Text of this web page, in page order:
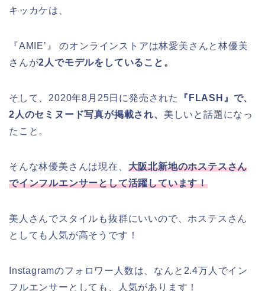
キッカケは、
『AMIE’』 のオンラインストアは林愛美さんと林優美
さんが2人でモデルをしていること。
そして、2020年8月25日に発売された
『FLASH』で、
2人のセミヌード写真が掲載され、 美しいと話題になっ
たこと。
そんな林優美さんは現在、 大阪北新地のホステスさん
でインフルエンサーとして活躍しています！
美人さんでスタイルも抜群にいいので、ホステスさん
としても人気が高そうです！
Instagramのフォロワー人数は、なんと2.4万人でイン
フルエンサーとしても、人気があります！